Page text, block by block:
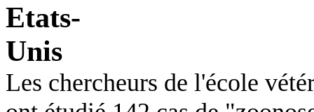
Etats-
Unis
Les chercheurs de l'école